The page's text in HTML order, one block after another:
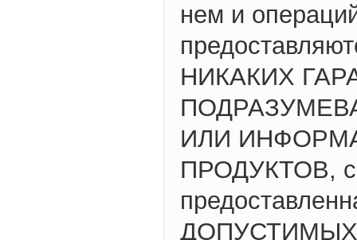
нем и
НИКАКИХ
ИЛИ
ПРОДУКТОВ,